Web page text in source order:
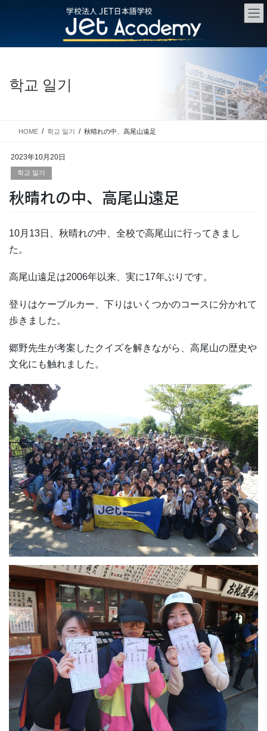
학교 일기
HOME 학교 일기 秋晴れの中、高尾山遠足
2023年10月20日
학교 일기
秋晴れの中、高尾山遠足
10月13日、秋晴れの中、全校で高尾山に行ってきまし
た。
高尾山遠足は2006年以来、実に17年ぶりです。
登りはケーブルカー、下りはいくつかのコースに分かれて
歩きました。
郷野先生が考案したクイズを解きながら、高尾山の歴史や
文化にも触れました。